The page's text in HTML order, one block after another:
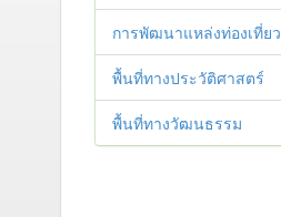
การพัฒนาแหล่งท่องเที่ยว
พื้นที่ทางประวัติศาสตร์
พื้นที่ทางวัฒนธรรม